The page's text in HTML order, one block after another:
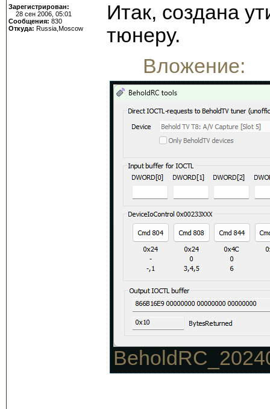
Зарегистрирован:
28 сен 2006, 05:01
Сообщения: 830
Откуда: Russia,Moscow
Итак, создана
тюнеру.
Вложение: